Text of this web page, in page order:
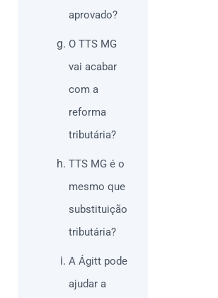
aprovado?
O TTS MG
vai acabar
com a
reforma
tributária?
TTS MG é o
mesmo que
substituição
tributária?
A Ágitt pode
ajudar a